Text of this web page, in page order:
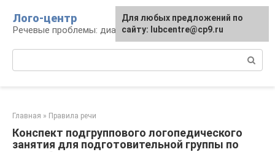
контенту
Лого-центр
Речевые проблемы: диагностика и терапия
Главная » Правила речи
Конспект подгруппового логопедического
занятия для подготовительной группы по
Для любых предложений по
сайту: lubcentre@cp9.ru